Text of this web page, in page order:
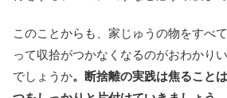
このことからも、家じゅうの物をすべ
って収拾がつかなくなるのがおわかり
でしょうか。断捨離の実践は焦ること